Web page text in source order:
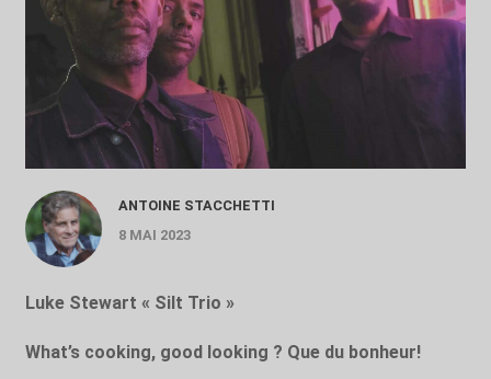
ANTOINE STACCHETTI
8 MAI 2023
Luke Stewart « Silt Trio »
What’s cooking, good looking ? Que du bonheur!